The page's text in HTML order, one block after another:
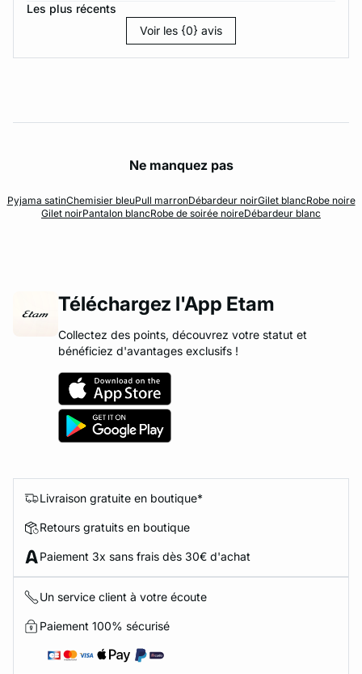
Les plus récents
Voir les {0} avis
Ne manquez pas
Pyjama satinChemisier bleuPull marronDébardeur noirGilet blancRobe noire
Gilet noirPantalon blancRobe de soirée noireDébardeur blanc
Téléchargez l'App Etam
Collectez des points, découvrez votre statut et
bénéficiez d'avantages exclusifs !
Livraison gratuite en boutique*
Retours gratuits en boutique
Paiement 3x sans frais dès 30€ d'achat
Un service client à votre écoute
Paiement 100% sécurisé